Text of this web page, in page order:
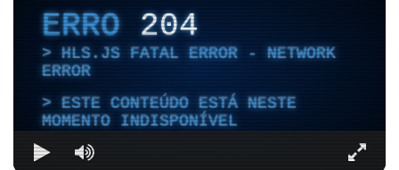
ERRO204
HLS.JS FATAL ERROR - NETWORK
ERROR
ESTE CONTEÚDO ESTÁ NESTE
MOMENTO INDISPONÍVEL